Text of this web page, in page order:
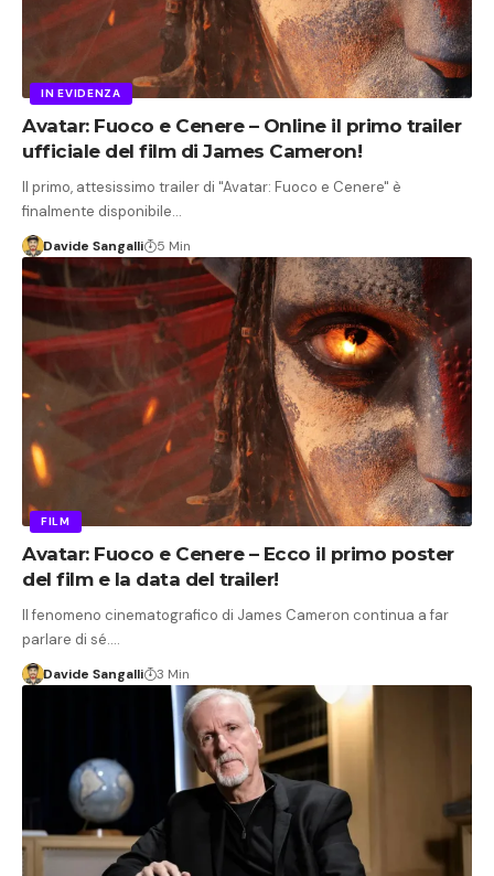
IN EVIDENZA
Avatar: Fuoco e Cenere – Online il primo trailer
ufficiale del film di James Cameron!
Il primo, attesissimo trailer di "Avatar: Fuoco e Cenere" è
finalmente disponibile…
Davide Sangalli 5 Min
FILM
Avatar: Fuoco e Cenere – Ecco il primo poster
del film e la data del trailer!
Il fenomeno cinematografico di James Cameron continua a far
parlare di sé.…
Davide Sangalli 3 Min